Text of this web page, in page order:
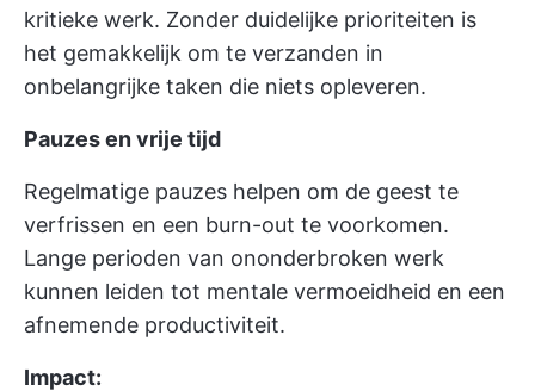
kritieke werk. Zonder duidelijke prioriteiten is
het gemakkelijk om te verzanden in
onbelangrijke taken die niets opleveren.
Pauzes en vrije tijd
Regelmatige pauzes helpen om de geest te
verfrissen en een burn-out te voorkomen.
Lange perioden van ononderbroken werk
kunnen leiden tot mentale vermoeidheid en een
afnemende productiviteit.
Impact: